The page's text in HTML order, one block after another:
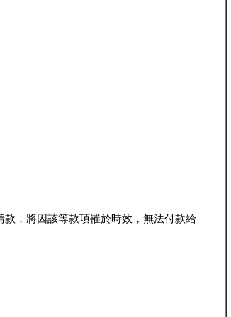
，將因該等款項罹於時效，無法付款給